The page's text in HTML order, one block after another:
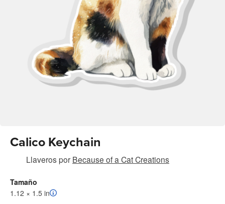
Calico Keychain
Llaverospor Because of a Cat Creations
Tamaño
1.12 × 1.5 in